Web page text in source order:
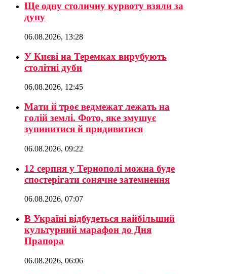
Ще одну столичну курвоту взяли за
дупу
06.08.2026, 13:28
У Києві на Теремках вирубують
столітні дуби
06.08.2026, 12:45
Мати й троє ведмежат лежать на
голій землі. Фото, яке змушує
зупинитися й придивитися
06.08.2026, 09:22
12 серпня у Тернополі можна буде
спостерігати сонячне затемнення
06.08.2026, 07:07
В Україні відбудеться найбільший
культурний марафон до Дня
Прапора
06.08.2026, 06:06